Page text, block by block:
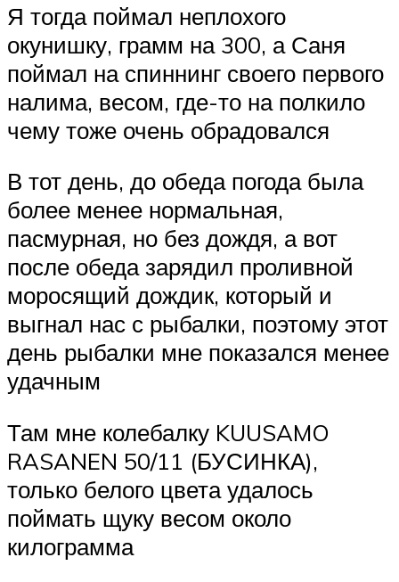
Я тогда поймал неплохого
окунишку, грамм на 300, а Саня
поймал на спиннинг своего первого
налима, весом, где-то на полкило
чему тоже очень обрадовался
В тот день, до обеда погода была
более менее нормальная,
пасмурная, но без дождя, а вот
после обеда зарядил проливной
моросящий дождик, который и
выгнал нас с рыбалки, поэтому этот
день рыбалки мне показался менее
удачным
Там мне колебалку KUUSAMO
RASANEN 50/11 (БУСИНКА),
только белого цвета удалось
поймать щуку весом около
килограмма